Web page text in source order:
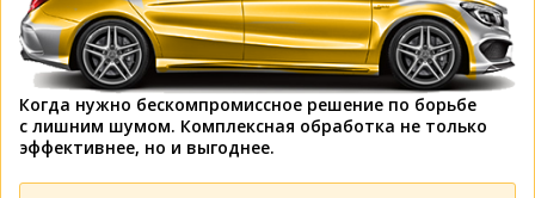
Когда нужно бескомпромиссное решение по борьбе
с лишним шумом. Комплексная обработка не только
эффективнее, но и выгоднее.